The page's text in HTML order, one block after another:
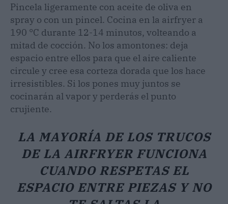
Pincela ligeramente con aceite de oliva en
spray o con un pincel. Cocina en la airfryer a
190 °C durante 12-14 minutos, volteando a
mitad de cocción. No los amontones: deja
espacio entre ellos para que el aire caliente
circule y cree esa corteza dorada que los hace
irresistibles. Si los pones muy juntos se
cocinarán al vapor y perderás el punto
crujiente.
LA MAYORÍA DE LOS TRUCOS
DE LA AIRFRYER FUNCIONA
CUANDO RESPETAS EL
ESPACIO ENTRE PIEZAS Y NO